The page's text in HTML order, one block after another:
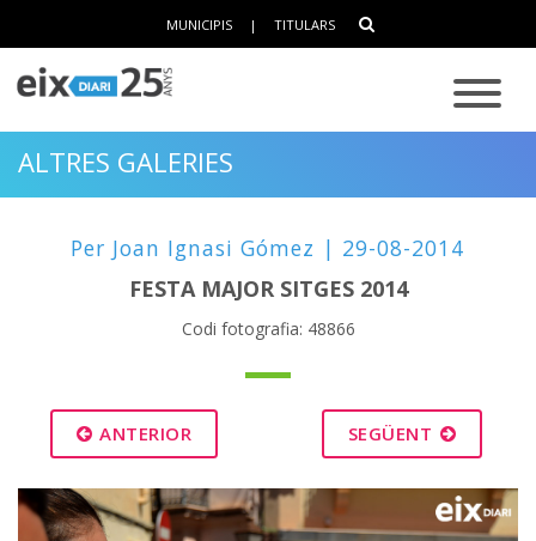
MUNICIPIS | TITULARS
ALTRES GALERIES
Per Joan Ignasi Gómez | 29-08-2014
FESTA MAJOR SITGES 2014
Codi fotografia: 48866
ANTERIOR SEGÜENT